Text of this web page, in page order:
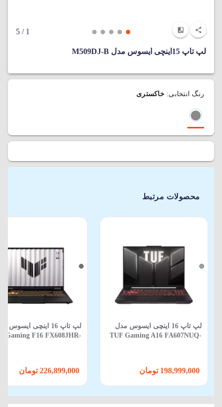
1
/ 5
لپ تاپ 15اینچی ایسوس مدل M509DJ-B
رنگ انتخابی:خاکستری
محصولات مرتبط
لپ تاپ 16 اینچی ایسوس مدل
TUF Gaming A16 FA607NUQ-
لپ تاپ 16 اینچی ایسوس
Gaming F16 FX608JHR-